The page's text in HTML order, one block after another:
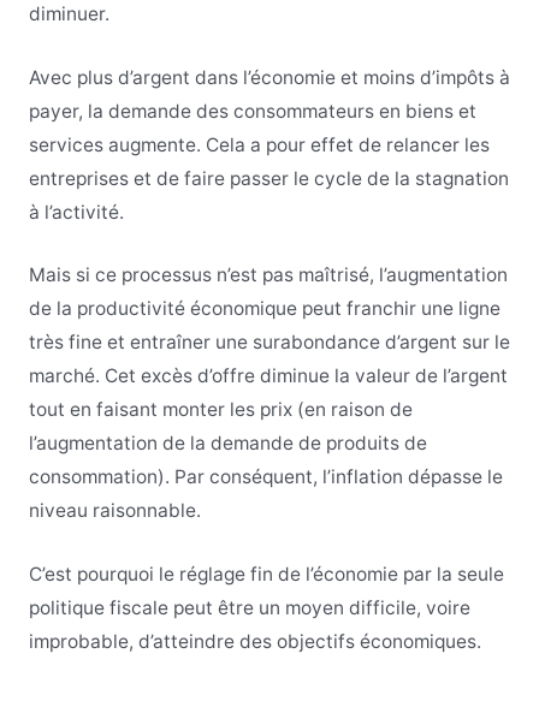
diminuer.
Avec plus d’argent dans l’économie et moins d’impôts à
payer, la demande des consommateurs en biens et
services augmente. Cela a pour effet de relancer les
entreprises et de faire passer le cycle de la stagnation
à l’activité.
Mais si ce processus n’est pas maîtrisé, l’augmentation
de la productivité économique peut franchir une ligne
très fine et entraîner une surabondance d’argent sur le
marché. Cet excès d’offre diminue la valeur de l’argent
tout en faisant monter les prix (en raison de
l’augmentation de la demande de produits de
consommation). Par conséquent, l’inflation dépasse le
niveau raisonnable.
C’est pourquoi le réglage fin de l’économie par la seule
politique fiscale peut être un moyen difficile, voire
improbable, d’atteindre des objectifs économiques.